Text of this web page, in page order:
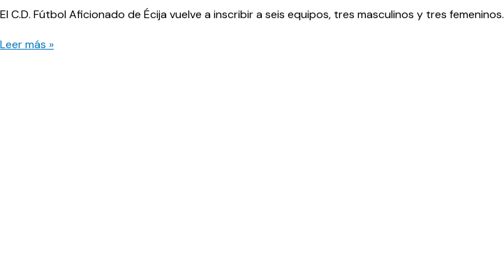
El C.D. Fútbol Aficionado de Écija vuelve a inscribir a seis equipos, tres masculinos y tres femeninos.
Volverá
Leer más »